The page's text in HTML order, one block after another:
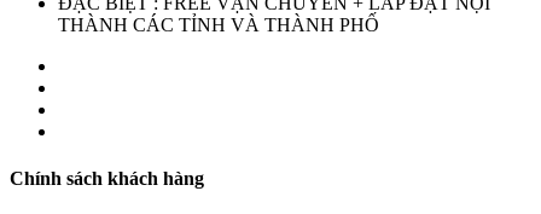
THÀNH CÁC TỈNH VÀ THÀNH PHỐ
Chính sách khách hàng